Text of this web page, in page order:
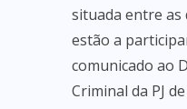
situada entre as
estão a
comunicado ao
Criminal da PJ